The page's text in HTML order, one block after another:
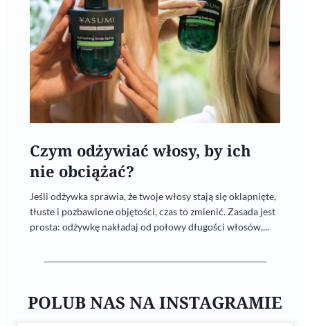
Czym odżywiać włosy, by ich
nie obciążać?
Jeśli odżywka sprawia, że twoje włosy stają się oklapnięte,
tłuste i pozbawione objętości, czas to zmienić. Zasada jest
prosta: odżywkę nakładaj od połowy długości włosów,...
POLUB NAS NA INSTAGRAMIE